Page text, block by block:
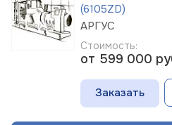
(6105ZD)
АРГУС
Стоимость:
от 599 000
Заказать